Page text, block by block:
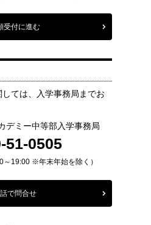
受付に進む
ては、入学事務局までお
デミー中等部入学事務局
51-0505
～19:00 ※年末年始を除く）
で問合せ